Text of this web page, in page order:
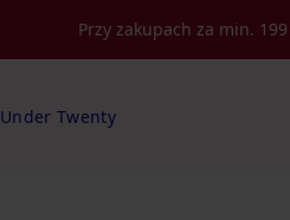
Przy zakupach za min.
Under Twenty